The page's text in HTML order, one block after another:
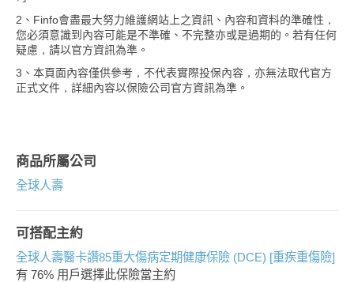
2、Finfo會盡最大努力維護網站上之資訊、內容和資料的準確性，
您必須意識到內容可能是不準確、不完整亦或是過期的。若有任何
疑慮，請以官方資訊為準。
3、本頁面內容僅供參考，不代表實際投保內容，亦無法取代官方
正式文件，詳細內容以保險公司官方資訊為準。
商品所屬公司
全球人壽
可搭配主約
全球人壽醫卡讚85重大傷病定期健康保險 (DCE) [重疾重傷險]
有 76% 用戶選擇此保險當主約